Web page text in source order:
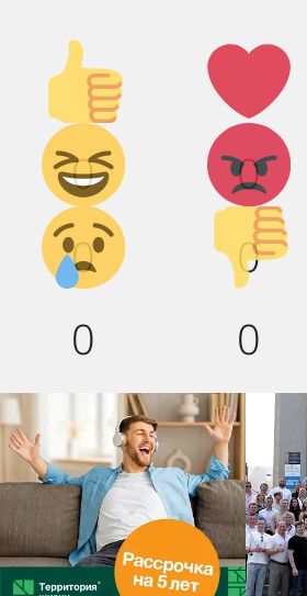
Палец
вверх!
0
Лайк!
0
Дикий
смех!
0
Агрессия!
0
Грусть :(
0
Палец
вниз!
0